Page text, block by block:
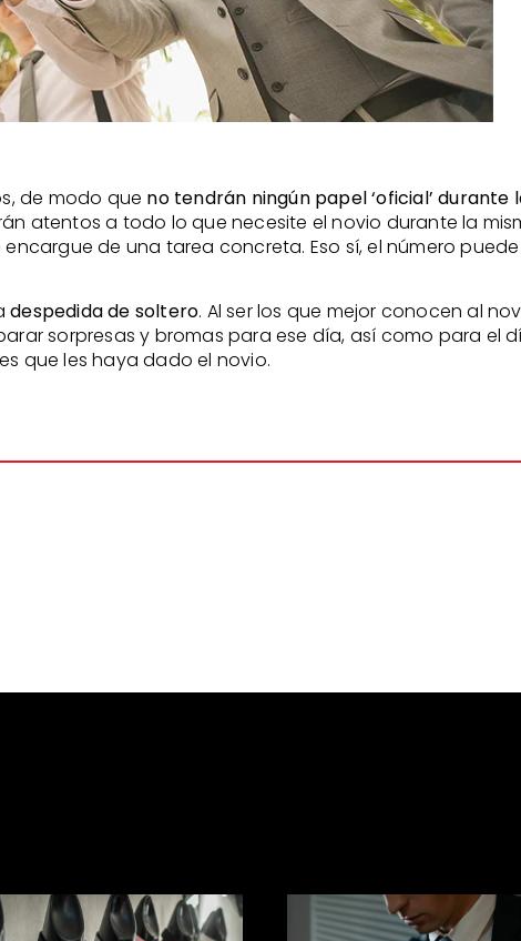
de modo que no tendrán ningún papel ‘oficial’
atentos a todo lo que necesite el novio durante la
de una tarea concreta. Eso sí, el número
despedida de soltero. Al ser los que mejor conocen al
sorpresas y bromas para ese día, así como para el
que les haya dado el novio.